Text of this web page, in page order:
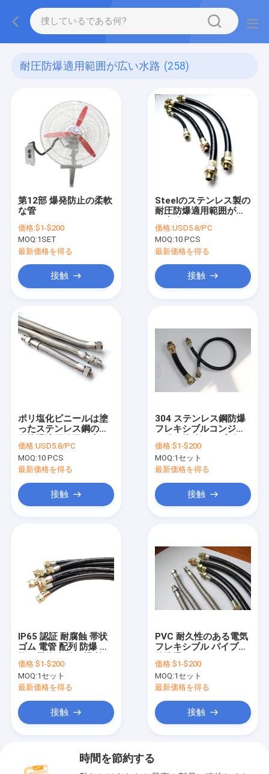
耐圧防爆適用範囲が広い水路 (258)
第12部 爆発防止の柔軟
な管
価格:$1-$200
MOQ:1SET
最新価格を得る
接触
Steelのステンレス製の
耐圧防爆適用範囲が広
チ1インチ1 1/4"
価格:USD5.8/PC
MOQ:10 PCS
最新価格を得る
接触
ポリ塩化ビニールは塗
ったステンレス鋼の耐
水路1/2に」
価格:USD5.8/PC
MOQ:10 PCS
最新価格を得る
接触
304 ステンレス鋼防爆
フレキシブルコンジッ
フレキシブルホース
価格:$1-$200
MOQ:1セット
最新価格を得る
接触
IP65 認証 耐腐蝕 帯状
ゴム 電管 配列 防爆 柔
価格:$1-$200
MOQ:1セット
最新価格を得る
接触
PVC 耐久性のある電気
フレキシブル パイプ導
レキシブル ホース
価格:$1-$200
MOQ:1セット
最新価格を得る
接触
時間を節約する